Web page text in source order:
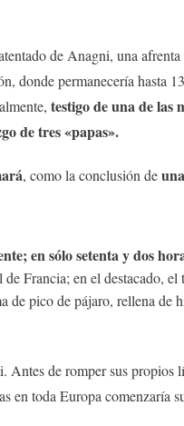
de Anagni, una
donde permanecería hasta
testigo de una de las
de tres «papas».
, como la conclusión de
en sólo setenta y dos
Francia; en el destacado,
de pico de pájaro, rellena de
de romper sus
toda Europa comenzaría